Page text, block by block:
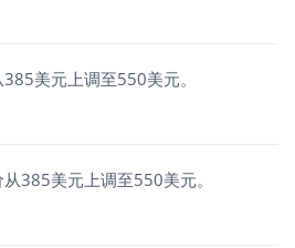
美元上调至550美元。
385美元上调至550美元。